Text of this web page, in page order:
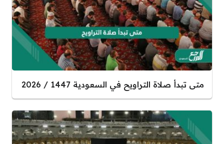
متى تبدأ صلاة التراويح في السعودية 1447 / 2026